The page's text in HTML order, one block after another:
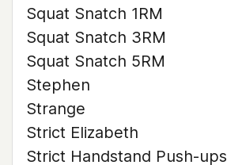
Squat Snatch 1RM
Squat Snatch 3RM
Squat Snatch 5RM
Stephen
Strange
Strict Elizabeth
Strict Handstand Push-ups